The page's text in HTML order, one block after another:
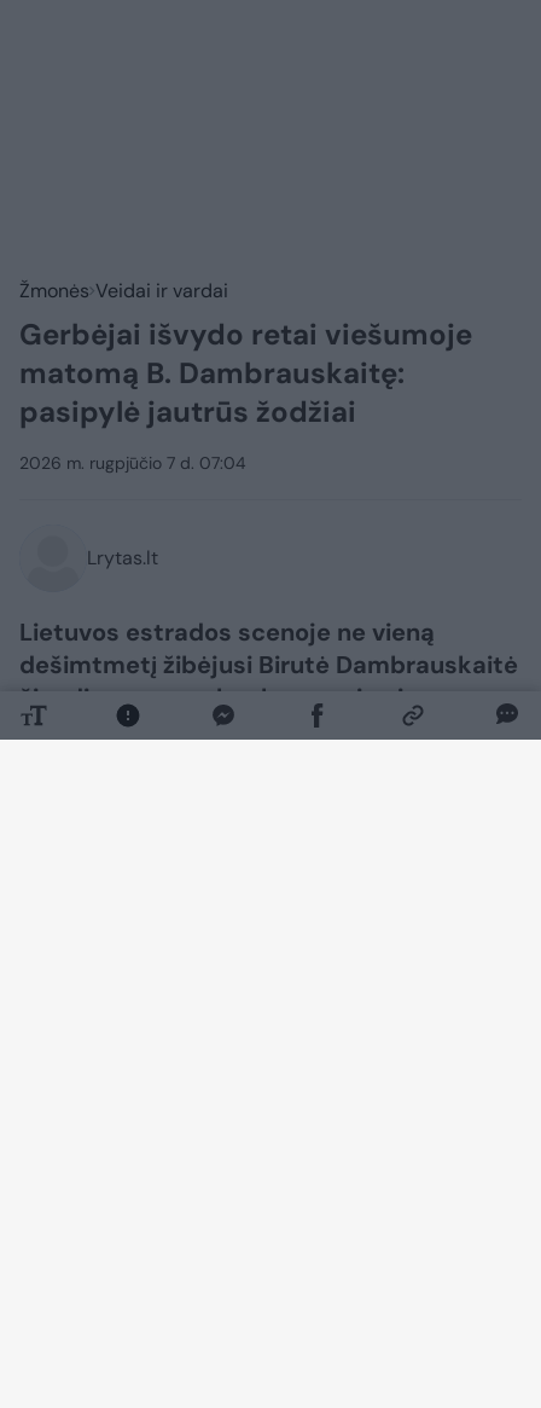
Žmonės Veidai ir vardai
Gerbėjai išvydo retai viešumoje
matomą B. Dambrauskaitę:
pasipylė jautrūs žodžiai
2026 m. rugpjūčio 7 d. 07:04
Lrytas.lt
Lietuvos estrados scenoje ne vieną
dešimtmetį žibėjusi Birutė Dambrauskaitė
šiandien gyvena kur kas ramiau ir
viešumoje pasirodo itin retai. Vis dėlto